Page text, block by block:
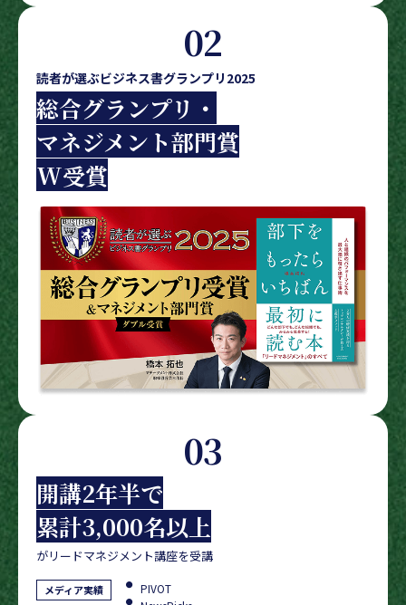
02
読者が選ぶビジネス書グランプリ2025
総合グランプリ・
マネジメント部門賞
W受賞
03
開講2年半で
累計3,000名以上
がリードマネジメント講座を受講
メディア実績
PIVOT